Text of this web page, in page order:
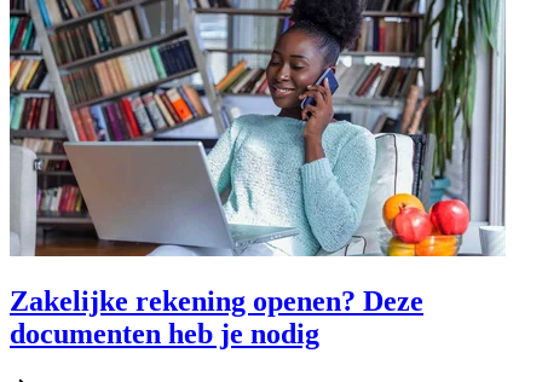
Zakelijke rekening openen? Deze
documenten heb je nodig